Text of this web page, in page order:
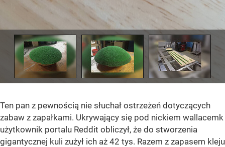
Ten pan z pewnością nie słuchał ostrzeżeń dotyczących
zabaw z zapałkami. Ukrywający się pod nickiem wallacemk
użytkownik portalu Reddit obliczył, że do stworzenia
gigantycznej kuli zużył ich aż 42 tys. Razem z zapasem kleju